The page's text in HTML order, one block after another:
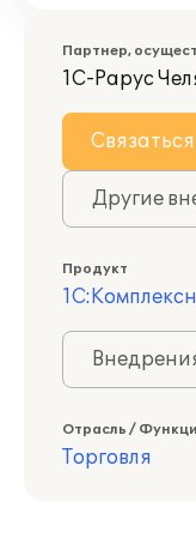
Партнер,
1С-Рарус
Связаться
Другие
Продукт
Отрасль /
Торговля